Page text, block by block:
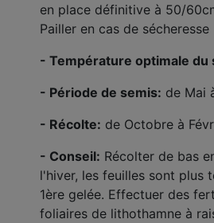
en place définitive à 50/
Pailler en cas de sécheresse
- Température optimale du
- Période de semis: de Mai
- Récolte: de Octobre à
- Conseil: Récolter de bas
l'hiver, les feuilles sont plus
1ère gelée. Effectuer des
foliaires de lithothamne à